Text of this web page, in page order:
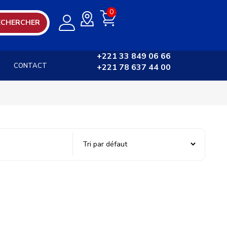
0
CONTACT
+221 33 849 06 66
+221 78 637 44 00